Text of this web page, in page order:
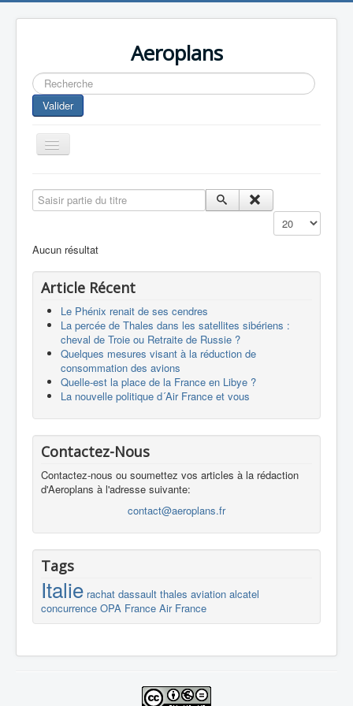
Aeroplans
Rechercher
Valider
Toggle
Navigation
Aviation Commerciale
Europespace
Drones
Saisir partie du titre
Affichage #
Aucun résultat
Article Récent
Le Phénix renait de ses cendres
La percée de Thales dans les satellites sibériens :
cheval de Troie ou Retraite de Russie ?
Quelques mesures visant à la réduction de
consommation des avions
Quelle-est la place de la France en Libye ?
La nouvelle politique d´Air France et vous
Contactez-Nous
Contactez-nous ou soumettez vos articles à la rédaction
d'Aeroplans à l'adresse suivante:
contact@aeroplans.fr
Tags
Italie rachat dassault thales aviation alcatel
concurrence OPA France Air France